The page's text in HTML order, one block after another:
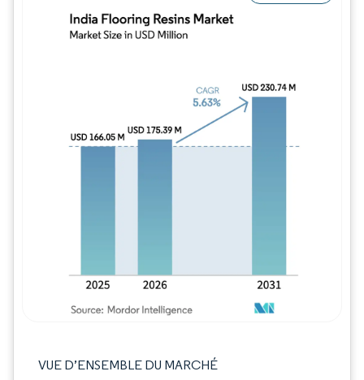
VUE D’ENSEMBLE DU MARCHÉ